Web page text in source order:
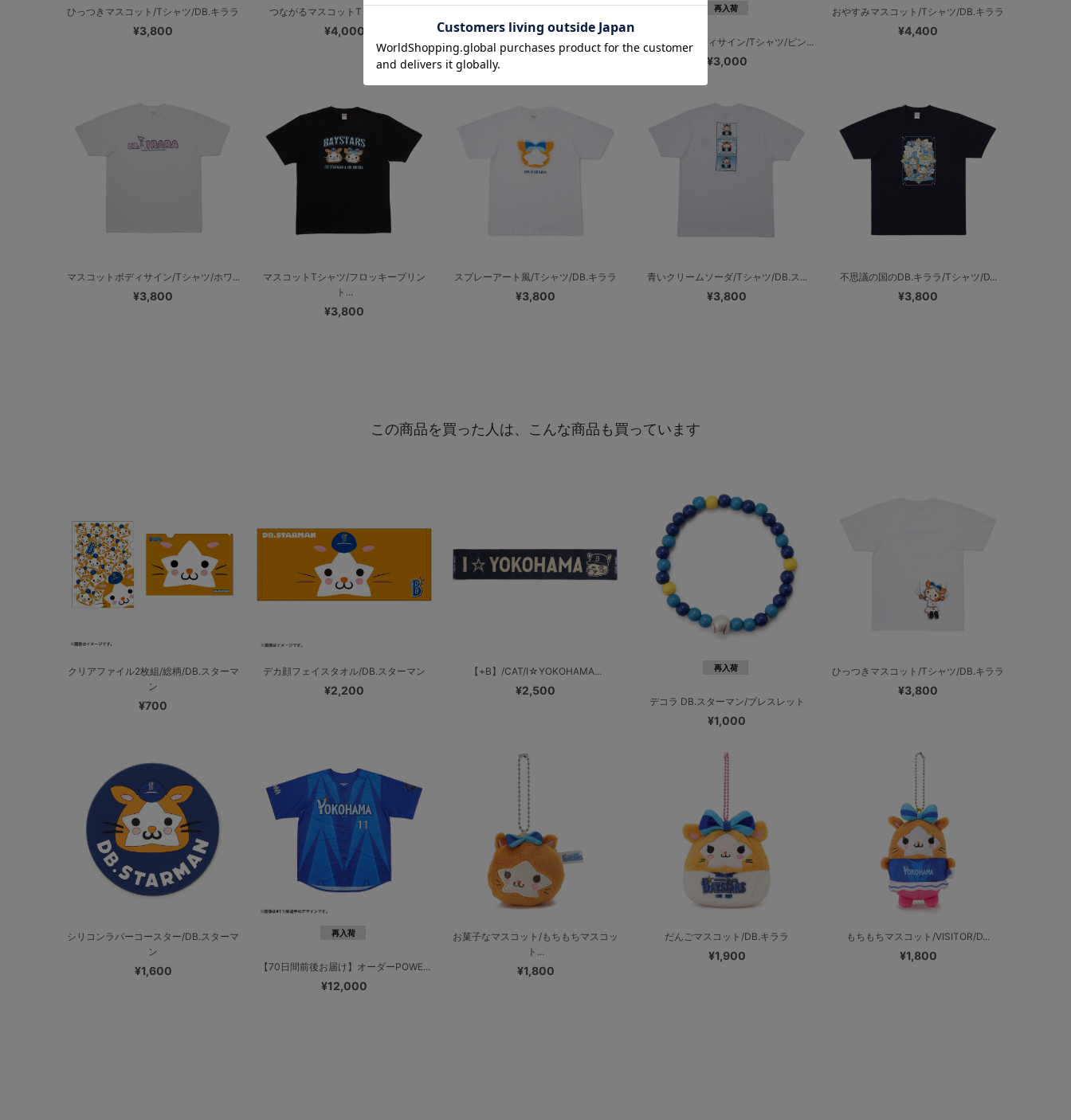
ひっつきマスコット/Tシャツ/DB.キララ
¥3,800
つながるマスコットTシャツ/BART
¥4,000 ¥3,300
再入荷
マスコットボディサイン/Tシャツ/ピン...
¥3,000
おやすみマスコット/Tシャツ/DB.キララ
¥4,400
マスコットボディサイン/Tシャツ/ホワ...
¥3,800
マスコットTシャツ/フロッキープリン
ト...
¥3,800
スプレーアート風/Tシャツ/DB.キララ
¥3,800
青いクリームソーダ/Tシャツ/DB.ス...
¥3,800
不思議の国のDB.キララ/Tシャツ/D...
¥3,800
この商品を買った人は、こんな商品も買っています
クリアファイル2枚組/総柄/DB.スターマ
ン
¥700
デカ顔フェイスタオル/DB.スターマン
¥2,200
【+B】/CAT/I☆YOKOHAMA...
¥2,500
再入荷
デコラ DB.スターマン/ブレスレット
¥1,000
ひっつきマスコット/Tシャツ/DB.キララ
¥3,800
シリコンラバーコースター/DB.スターマ
ン
¥1,600
再入荷
【70日間前後お届け】オーダーPOWE...
¥12,000
お菓子なマスコット/もちもちマスコッ
ト...
¥1,800
だんごマスコット/DB.キララ
¥1,900
もちもちマスコット/VISITOR/D...
¥1,800